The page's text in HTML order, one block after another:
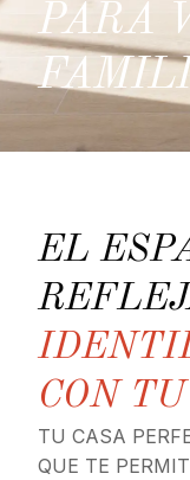
PARA
EL
CON
TU CASA
QUE TE